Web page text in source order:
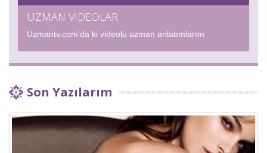
UZMAN VİDEOLAR
Uzmantv.com'da ki videolu uzman anlatımlarım
Son Yazılarım